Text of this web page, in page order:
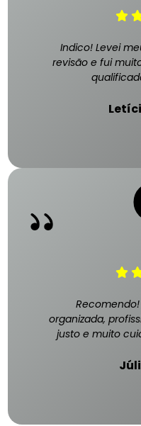
Indico! Levei
revisão e fui
organizada,
justo e muito